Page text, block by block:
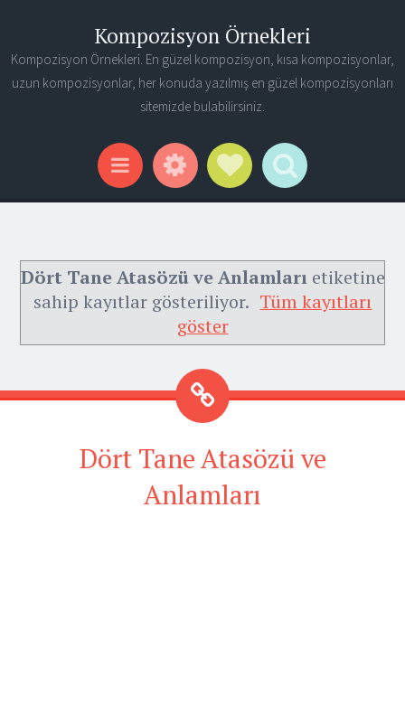
Kompozisyon Örnekleri
Kompozisyon Örnekleri. En güzel kompozisyon, kısa kompozisyonlar,
uzun kompozisyonlar, her konuda yazılmış en güzel kompozisyonları
sitemizde bulabilirsiniz.
Menu WidgetsSocial Links
Search
Dört Tane Atasözü ve Anlamlarıetiketine
sahip kayıtlar gösteriliyor. Tüm kayıtları
göster
Dört Tane Atasözü ve
Anlamları